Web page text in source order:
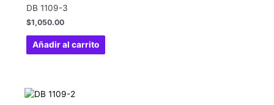
DB 1109-3
$1,050.00
Añadir al carrito